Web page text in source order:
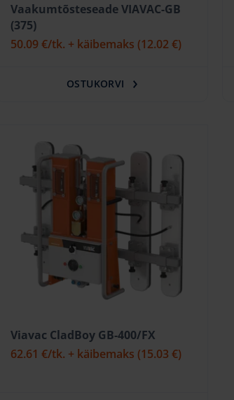
Vaakumtõsteseade VIAVAC-GB
(375)
50.09 €/tk. + käibemaks (12.02 €)
OSTUKORVI
Viavac CladBoy GB-400/FX
62.61 €/tk. + käibemaks (15.03 €)